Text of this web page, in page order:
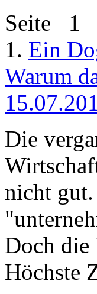
Seite 1
1. Ein
Warum
Die
nicht
Doch die
Höchste